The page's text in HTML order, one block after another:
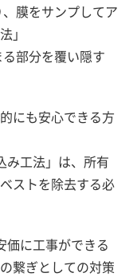
膜をサンプしてア
」
部分を覆い隠す
にも安心できる方
み工法」は、所有
ストを除去する必
価に工事ができる
繋ぎとしての対策